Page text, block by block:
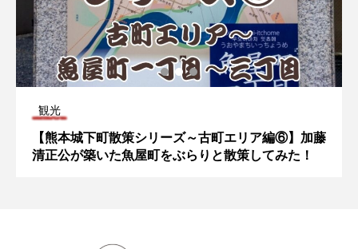
観光
【熊本城下町散策シリーズ～古町エリア編⑥】加藤
清正公が築いた魚屋町をぶらりと散策してみた！